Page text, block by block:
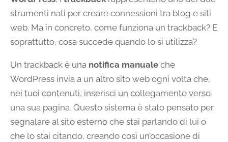
strumenti nati per creare connessioni tra blog e siti
web. Ma in concreto, come funziona un trackback? E
soprattutto, cosa succede quando lo si utilizza?
Un trackback è una notifica manuale che
WordPress invia a un altro sito web ogni volta che,
nei tuoi contenuti, inserisci un collegamento verso
una sua pagina. Questo sistema è stato pensato per
segnalare al sito esterno che stai parlando di lui o
che lo stai citando, creando così un’occasione di